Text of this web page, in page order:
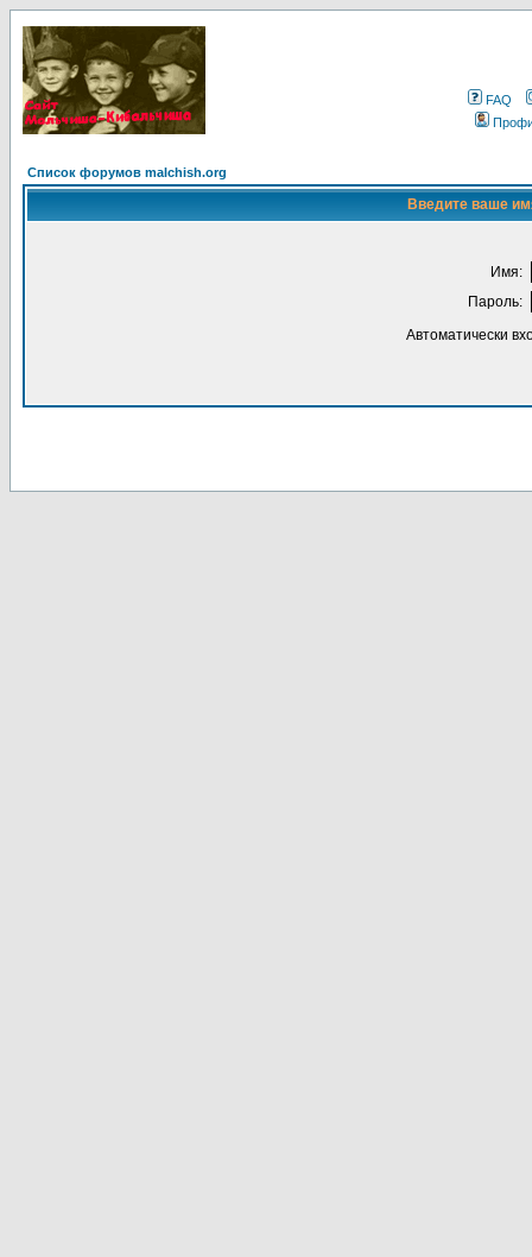
FAQ
Список форумов malchish.org
Введите ваше
Имя:
Пароль:
Автоматически